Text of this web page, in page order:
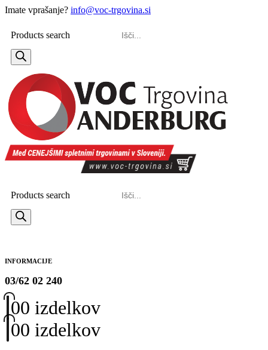
Imate vprašanje? info@voc-trgovina.si
Products search
Products search
INFORMACIJE
03/62 02 240
00 izdelkov
00 izdelkov